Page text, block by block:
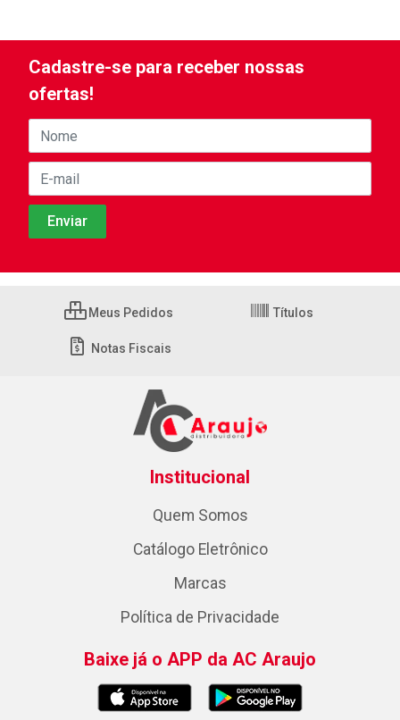
Cadastre-se para receber nossas
ofertas!
Meus Pedidos Títulos
Notas Fiscais
Institucional
Quem Somos
Catálogo Eletrônico
Marcas
Política de Privacidade
Baixe já o APP da AC Araujo